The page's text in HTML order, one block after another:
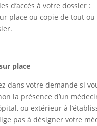
d’accès à votre dossier :
place ou copie de tout ou
place
dans votre demande si
la présence d’un
ou extérieur à
pas à désigner votre